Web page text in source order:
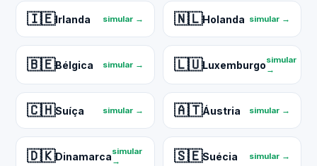
🇮🇪Irlanda simular → 🇳🇱Holanda simular →
🇧🇪Bélgica simular → 🇱🇺Luxemburgosimular
→
🇨🇭Suíça simular → 🇦🇹Áustria simular →
🇩🇰Dinamarcasimular
→
🇸🇪Suécia simular →